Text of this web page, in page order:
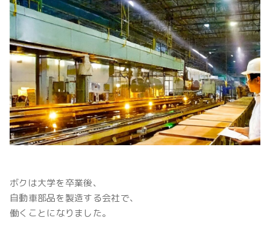
ボクは大学を卒業後、
自動車部品を製造する会社で、
働くことになりました。